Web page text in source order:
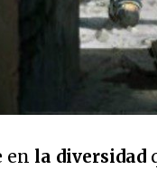
en la diversidad